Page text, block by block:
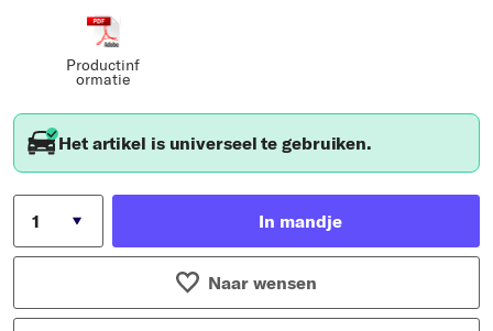
Productinf
ormatie
Het artikel is universeel te gebruiken.
In mandje
Naar wensen